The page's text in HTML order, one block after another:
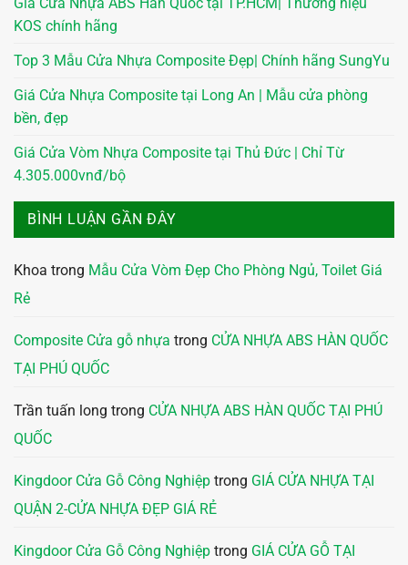
KOS chính hãng
Top 3 Mẫu Cửa Nhựa Composite Đẹp| Chính hãng SungYu
Giá Cửa Nhựa Composite tại Long An | Mẫu cửa phòng
bền, đẹp
Giá Cửa Vòm Nhựa Composite tại Thủ Đức | Chỉ Từ
4.305.000vnđ/bộ
BÌNH LUẬN GẦN ĐÂY
Khoa trong Mẫu Cửa Vòm Đẹp Cho Phòng Ngủ, Toilet Giá
Rẻ
Composite Cửa gỗ nhựa trong CỬA NHỰA ABS HÀN QUỐC
TẠI PHÚ QUỐC
Trần tuấn long trong CỬA NHỰA ABS HÀN QUỐC TẠI PHÚ
QUỐC
Kingdoor Cửa Gỗ Công Nghiệp trong GIÁ CỬA NHỰA TẠI
QUẬN 2-CỬA NHỰA ĐẸP GIÁ RẺ
Kingdoor Cửa Gỗ Công Nghiệp trong GIÁ CỬA GỖ TẠI